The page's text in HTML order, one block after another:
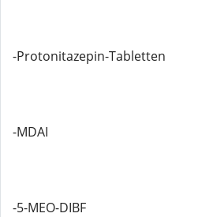
-Protonitazepin-Tabletten
-MDAI
-5-MEO-DIBF